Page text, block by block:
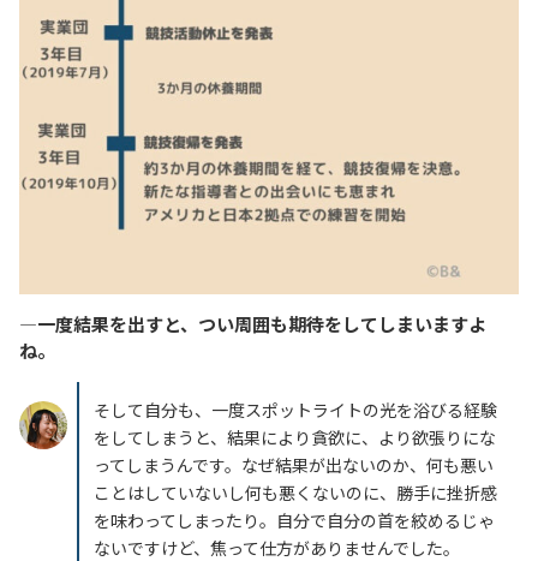
―一度結果を出すと、つい周囲も期待をしてしまいますよ
ね。
そして自分も、一度スポットライトの光を浴びる経験
をしてしまうと、結果により貪欲に、より欲張りにな
ってしまうんです。なぜ結果が出ないのか、何も悪い
ことはしていないし何も悪くないのに、勝手に挫折感
を味わってしまったり。自分で自分の首を絞めるじゃ
ないですけど、焦って仕方がありませんでした。